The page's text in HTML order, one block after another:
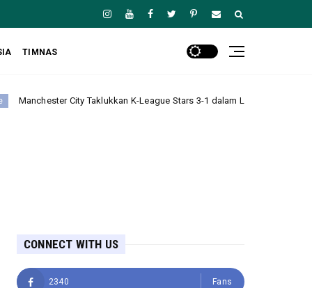
TIMNAS
K-League Stars 3-1 dalam Laga Persahabatan di Korea Selatan
CONNECT WITH US
2340 Fans